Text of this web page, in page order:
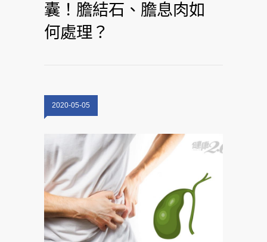
囊！膽結石、膽息肉如
何處理？
2020-05-05